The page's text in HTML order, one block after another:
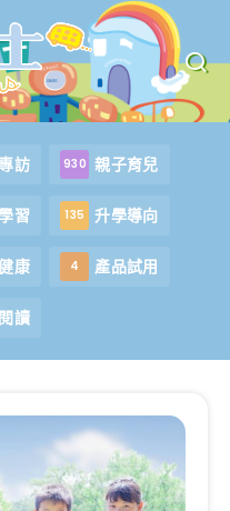
訪 930 親子育兒
習 135 升學導向
康 4 產品試用
讀